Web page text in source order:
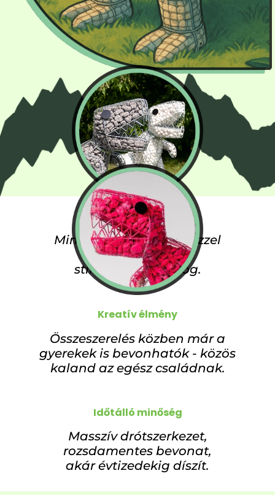
Maximális egyediség
Minden darab saját kézzel
építhető, így a Te
stílusodban ragyog.
Kreatív élmény
Összeszerelés közben már a
gyerekek is bevonhatók - közös
kaland az egész családnak.
Időtálló minőség
Masszív drótszerkezet,
rozsdamentes bevonat,
akár évtizedekig díszít.